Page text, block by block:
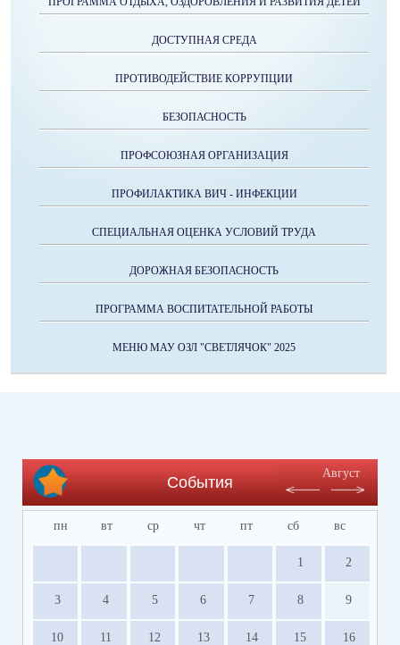
ДОСТУПНАЯ СРЕДА
ПРОТИВОДЕЙСТВИЕ КОРРУПЦИИ
БЕЗОПАСНОСТЬ
ПРОФСОЮЗНАЯ ОРГАНИЗАЦИЯ
ПРОФИЛАКТИКА ВИЧ - ИНФЕКЦИИ
СПЕЦИАЛЬНАЯ ОЦЕНКА УСЛОВИЙ ТРУДА
ДОРОЖНАЯ БЕЗОПАСНОСТЬ
ПРОГРАММА ВОСПИТАТЕЛЬНОЙ РАБОТЫ
МЕНЮ МАУ ОЗЛ "СВЕТЛЯЧОК" 2025
События
Август
пн вт ср чт пт сб вс
1 2
3 4 5 6 7 8 9
10 11 12 13 14 15 16